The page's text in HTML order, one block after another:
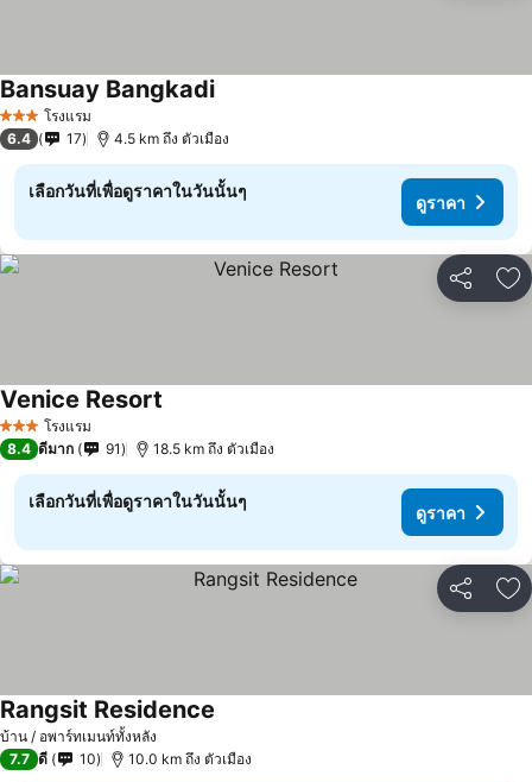
3 ดาว โรงแรม
Bansuay Bangkadiดูราคา
6.4 17 4.5 km ถึง ตัวเมือง
เลือกวันที่เพื่อดูราคาในวันนั้นๆ
ดูราคา
แชร์ เ
3 ดาว โรงแรม
Venice Resort
8.4 ดีมาก 91 18.5 km ถึง ตัวเมือง
เลือกวันที่เพื่อดูราคาในวันนั้นๆ
ดูราคา
แชร์ เ
บ้าน / อพาร์ทเมนท์ทั้งหลัง
Rangsit Residence
7.7 ดี 10 10.0 km ถึง ตัวเมือง